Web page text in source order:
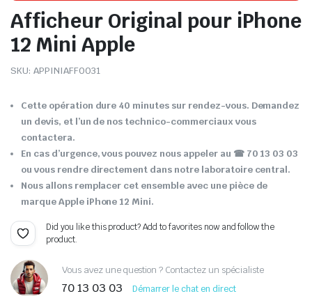
Afficheur Original pour iPhone
12 Mini Apple
SKU: APPINIAFF0031
Cette opération dure 40 minutes sur rendez-vous. Demandez
un devis, et l’un de nos technico-commerciaux vous
contactera.
En cas d’urgence, vous pouvez nous appeler au ☎ 70 13 03 03
ou vous rendre directement dans notre laboratoire central.
Nous allons remplacer cet ensemble avec une pièce de
marque Apple iPhone 12 Mini.
Did you like this product? Add to favorites now and follow the
product.
Vous avez une question ? Contactez un spécialiste
70 13 03 03 Démarrer le chat en direct